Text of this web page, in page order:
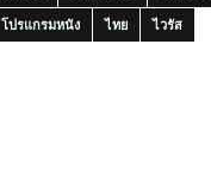
โปรแกรมหนัง ไทย ไวรัส